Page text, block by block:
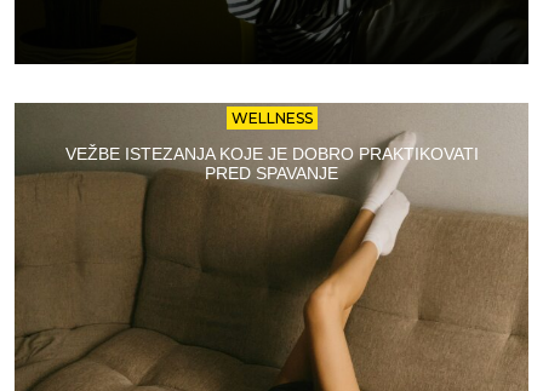
WELLNESS
VEŽBE ISTEZANJA KOJE JE DOBRO PRAKTIKOVATI
PRED SPAVANJE